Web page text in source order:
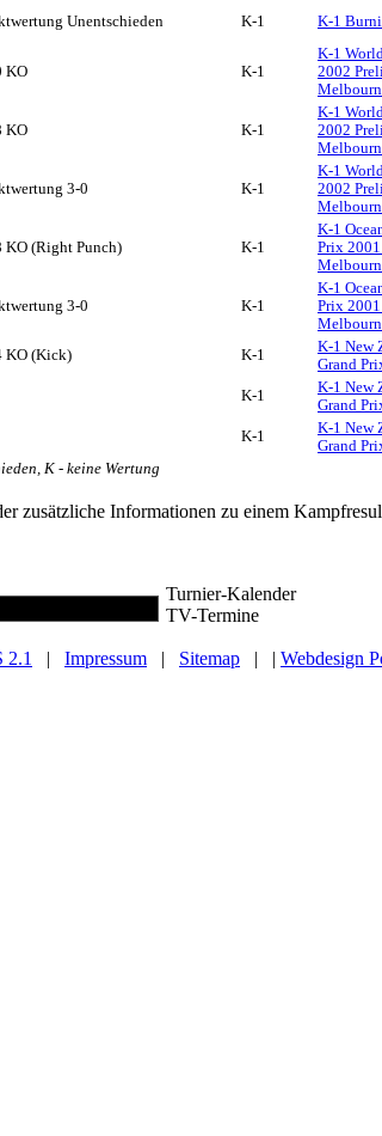
Unentschieden K-1 K-1
KO K-1
K-1
2002
KO K-1
K-1
2002
3-0 K-1
K-1
2002
KO (Right Punch) K-1
K-1
Prix
3-0 K-1
K-1
Prix
KO (Kick) K-1
K-1 New
Grand
K-1
K-1 New
Grand
K-1
K-1 New
Grand
K - keine Wertung
zusätzliche Informationen zu einem
Turnier-Kalender
TV-Termine
2.1 | Impressum | Sitemap | | Webdesign